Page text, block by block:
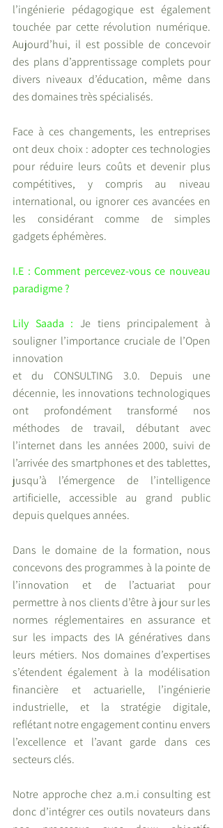
l’ingénierie pédagogique est également
touchée par cette révolution numérique.
Aujourd’hui, il est possible de concevoir
des plans d’apprentissage complets pour
divers niveaux d’éducation, même dans
des domaines très spécialisés.
Face à ces changements, les entreprises
ont deux choix : adopter ces technologies
pour réduire leurs coûts et devenir plus
compétitives, y compris au niveau
international, ou ignorer ces avancées en
les considérant comme de simples
gadgets éphémères.
I.E : Comment percevez-vous ce nouveau
paradigme ?
Lily Saada : Je tiens principalement à
souligner l’importance cruciale de l’Open
innovation
et du CONSULTING 3.0. Depuis une
décennie, les innovations technologiques
ont profondément transformé nos
méthodes de travail, débutant avec
l’internet dans les années 2000, suivi de
l’arrivée des smartphones et des tablettes,
jusqu’à l’émergence de l’intelligence
artificielle, accessible au grand public
depuis quelques années.
Dans le domaine de la formation, nous
concevons des programmes à la pointe de
l’innovation et de l’actuariat pour
permettre à nos clients d’être à jour sur les
normes réglementaires en assurance et
sur les impacts des IA génératives dans
leurs métiers. Nos domaines d’expertises
s’étendent également à la modélisation
financière et actuarielle, l’ingénierie
industrielle, et la stratégie digitale,
reflétant notre engagement continu envers
l’excellence et l’avant garde dans ces
secteurs clés.
Notre approche chez a.m.i consulting est
donc d’intégrer ces outils novateurs dans